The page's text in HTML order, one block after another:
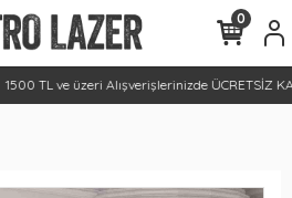
1500 TL ve üzeri Alışverişlerinizde ÜCRETSİZ
0